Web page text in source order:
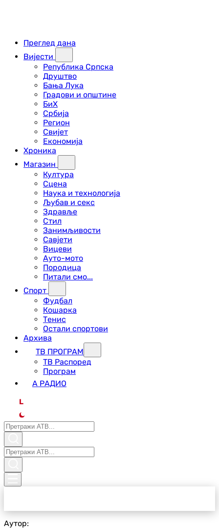
Преглед дана
Вијести
Република Српска
Друштво
Бања Лука
Градови и општине
БиХ
Србија
Регион
Свијет
Економија
Хроника
Магазин
Култура
Сцена
Наука и технологија
Љубав и секс
Здравље
Стил
Занимљивости
Савјети
Вицеви
Ауто-мото
Породица
Питали смо...
Спорт
Фудбал
Кошарка
Тенис
Остали спортови
Архива
ТВ ПРОГРАМ
ТВ Распоред
Програм
А РАДИО
L
Аутор: